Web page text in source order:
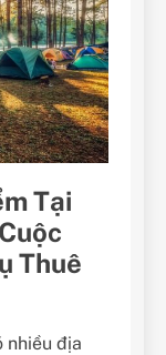
Tại
Thuê
nhiều địa